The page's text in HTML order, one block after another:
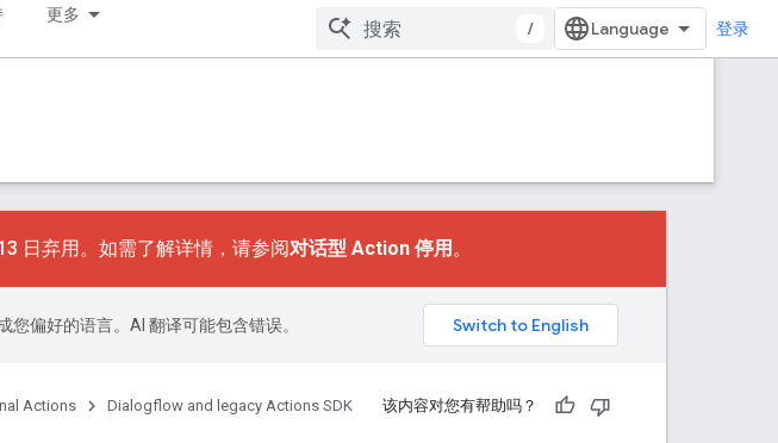
更多
/ 登录
日弃用。如需了解详情，请参阅对话型 Action 停用 。
您偏好的语言。AI 翻译可能包含错误。
Actions
Dialogflow and legacy Actions SDK
该内容对您有帮助吗？